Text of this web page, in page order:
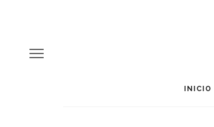
INICIO